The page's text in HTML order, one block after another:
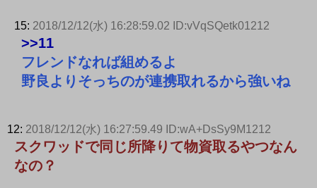
15: 2018/12/12(水) 16:28:59.02 ID:vVqSQetk01212
>>11
フレンドなれば組めるよ
野良よりそっちのが連携取れるから強いね
12: 2018/12/12(水) 16:27:59.49 ID:wA+DsSy9M1212
スクワッドで同じ所降りて物資取るやつなん
なの？